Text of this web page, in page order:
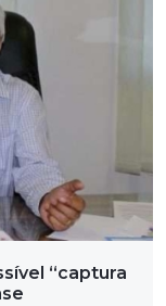
“captura